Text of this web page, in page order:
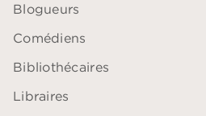
Blogueurs
Comédiens
Bibliothécaires
Libraires